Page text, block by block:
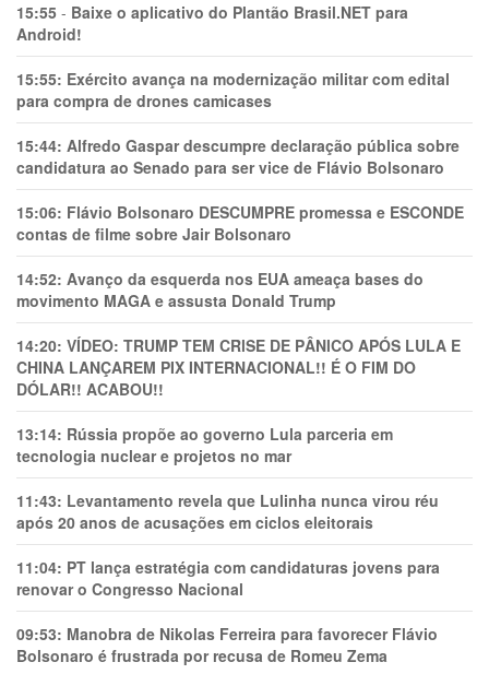
15:55 - Baixe o aplicativo do Plantão Brasil.NET para
Android!
15:55: Exército avança na modernização militar com edital
para compra de drones camicases
15:44: Alfredo Gaspar descumpre declaração pública sobre
candidatura ao Senado para ser vice de Flávio Bolsonaro
15:06: Flávio Bolsonaro DESCUMPRE promessa e ESCONDE
contas de filme sobre Jair Bolsonaro
14:52: Avanço da esquerda nos EUA ameaça bases do
movimento MAGA e assusta Donald Trump
14:20: VÍDEO: TRUMP TEM CRlSE DE PÂNlCO APÓS LULA E
CHINA LANÇAREM PIX INTERNACIONAL!! É O FIM DO
DÓLAR!! ACABOU!!
13:14: Rússia propõe ao governo Lula parceria em
tecnologia nuclear e projetos no mar
11:43: Levantamento revela que Lulinha nunca virou réu
após 20 anos de acusações em ciclos eleitorais
11:04: PT lança estratégia com candidaturas jovens para
renovar o Congresso Nacional
09:53: Manobra de Nikolas Ferreira para favorecer Flávio
Bolsonaro é frustrada por recusa de Romeu Zema